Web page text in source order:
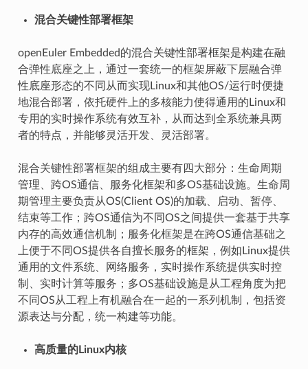
混合关键性部署框架
openEuler Embedded的混合关键性部署框架是构建在融
合弹性底座之上，通过一套统一的框架屏蔽下层融合弹
性底座形态的不同从而实现Linux和其他OS/运行时便捷
地混合部署，依托硬件上的多核能力使得通用的Linux和
专用的实时操作系统有效互补，从而达到全系统兼具两
者的特点，并能够灵活开发、灵活部署。
混合关键性部署框架的组成主要有四大部分：生命周期
管理、跨OS通信、服务化框架和多OS基础设施。生命周
期管理主要负责从OS(Client OS)的加载、启动、暂停、
结束等工作；跨OS通信为不同OS之间提供一套基于共享
内存的高效通信机制；服务化框架是在跨OS通信基础之
上便于不同OS提供各自擅长服务的框架，例如Linux提供
通用的文件系统、网络服务，实时操作系统提供实时控
制、实时计算等服务；多OS基础设施是从工程角度为把
不同OS从工程上有机融合在一起的一系列机制，包括资
源表达与分配，统一构建等功能。
高质量的Linux内核